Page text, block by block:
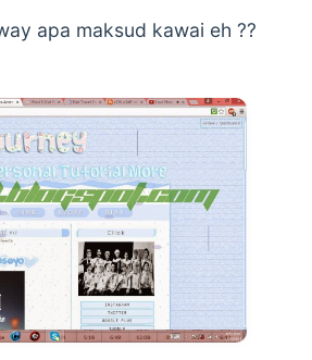
apa maksud kawai eh ??